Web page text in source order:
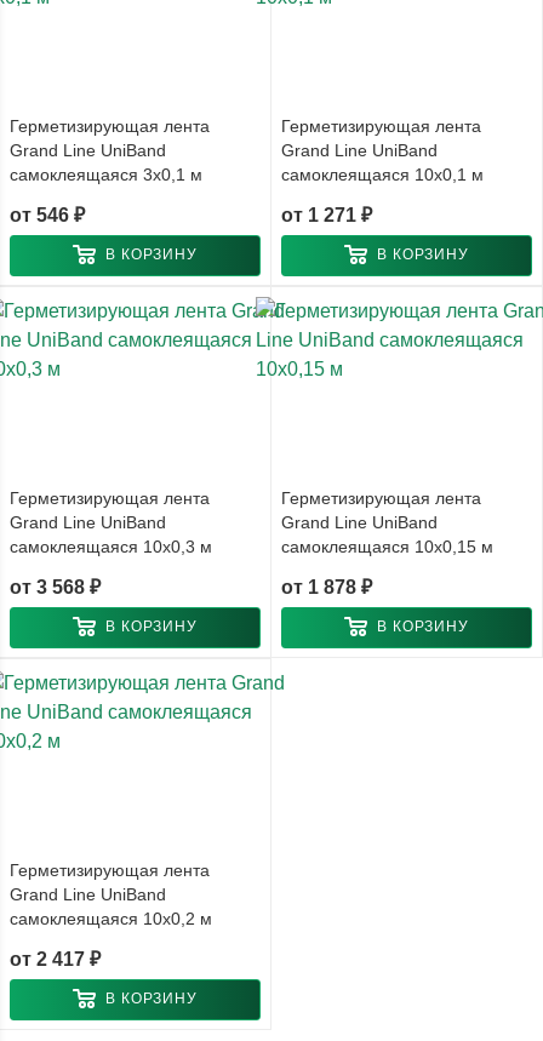
Герметизирующая лента
Grand Line UniBand
самоклеящаяся 3x0,1 м
от 546 ₽
В КОРЗИНУ
Герметизирующая лента
Grand Line UniBand
самоклеящаяся 10x0,1 м
от 1 271 ₽
В КОРЗИНУ
Герметизирующая лента
Grand Line UniBand
самоклеящаяся 10x0,3 м
от 3 568 ₽
В КОРЗИНУ
Герметизирующая лента
Grand Line UniBand
самоклеящаяся 10x0,15 м
от 1 878 ₽
В КОРЗИНУ
Герметизирующая лента
Grand Line UniBand
самоклеящаяся 10x0,2 м
от 2 417 ₽
В КОРЗИНУ